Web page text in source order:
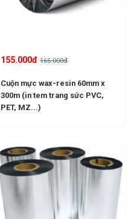
155.000đ165.000đ
Cuộn mực wax-resin 60mm x
300m (in tem trang sức PVC,
PET, MZ...)